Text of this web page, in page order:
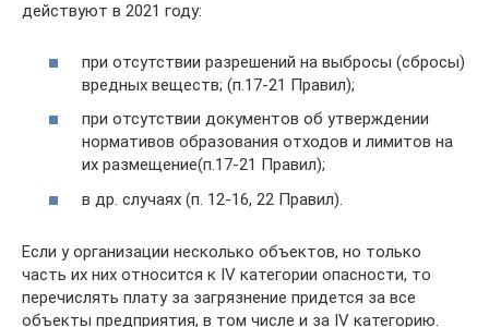
действуют в 2021 году:
при отсутствии разрешений на выбросы (сбросы)
вредных веществ; (п.17-21 Правил);
при отсутствии документов об утверждении
нормативов образования отходов и лимитов на
их размещение(п.17-21 Правил);
в др. случаях (п. 12-16, 22 Правил).
Если у организации несколько объектов, но только
часть их них относится к IV категории опасности, то
перечислять плату за загрязнение придется за все
объекты предприятия, в том числе и за IV категорию.